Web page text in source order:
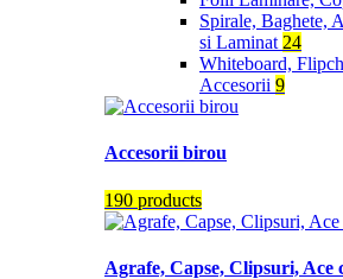
Spirale, Baghete,
si Laminat 24
Whiteboard,
Accesorii 9
Accesorii birou
190 products
Agrafe, Capse, Clipsuri, Ace